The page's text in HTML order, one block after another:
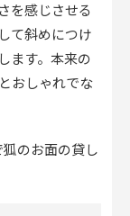
を感じさせる
て斜めにつけ
ます。本来の
おしゃれでな
のお面の貸し